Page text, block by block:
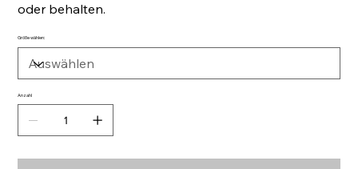
oder behalten.
Größe wählen:
Anzahl